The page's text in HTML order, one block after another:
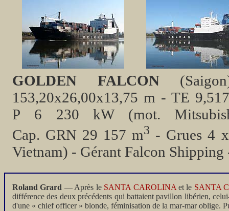
GOLDEN FALCON
153,20x26,00x13,75 m - TE
P 6 230 kW (mot.
Cap. GRN 29 157 m3 - Grues 4
Vietnam) - Gérant Falcon
Roland Grard — Après le SANTA CAROLINA et le SANTA
différence des deux précédents qui battaient pavillon libérien,
d'une « chief officer » blonde, féminisation de la mar-mar oblige.